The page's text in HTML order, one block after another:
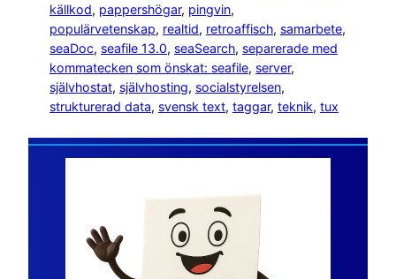
källkod, pappershögar, pingvin
populärvetenskap, realtid, retroaffisch, samarbete
seaDoc, seafile 13.0, seaSearch, separerade med
kommatecken som önskat: seafile, server
självhostat, självhosting, socialstyrelsen
strukturerad data, svensk text, taggar, teknik, tux